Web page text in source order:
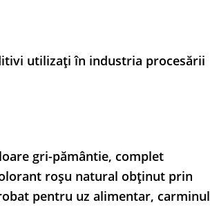
utilizați în industria procesării
gri-pământie, complet
roșu natural obținut prin
pentru uz alimentar, carminul